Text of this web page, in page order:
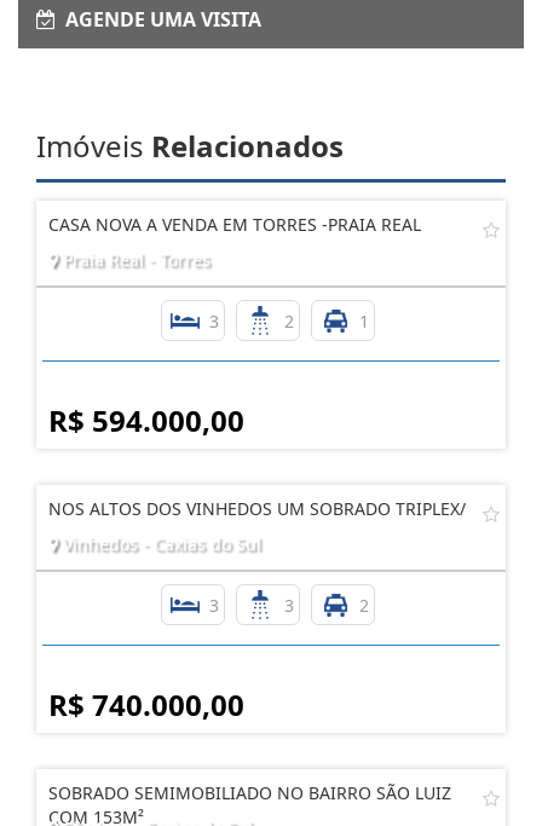
AGENDE UMA VISITA
Imóveis Relacionados
CASA NOVA A VENDA EM TORRES -PRAIA REAL
Praia Real - Torres
3 2 1
R$ 594.000,00
NOS ALTOS DOS VINHEDOS UM SOBRADO TRIPLEX/
Vinhedos - Caxias do Sul
3 3 2
R$ 740.000,00
SOBRADO SEMIMOBILIADO NO BAIRRO SÃO LUIZ
COM 153M²